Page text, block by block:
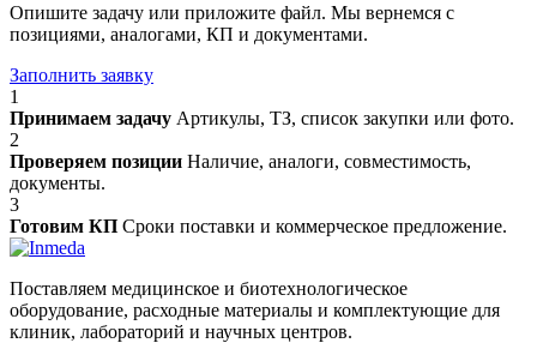
Опишите задачу или приложите файл. Мы вернемся с
позициями, аналогами, КП и документами.
Заполнить заявку
1
Принимаем задачу Артикулы, ТЗ, список закупки или фото.
2
Проверяем позиции Наличие, аналоги, совместимость,
документы.
3
Готовим КП Сроки поставки и коммерческое предложение.
Поставляем медицинское и биотехнологическое
оборудование, расходные материалы и комплектующие для
клиник, лабораторий и научных центров.